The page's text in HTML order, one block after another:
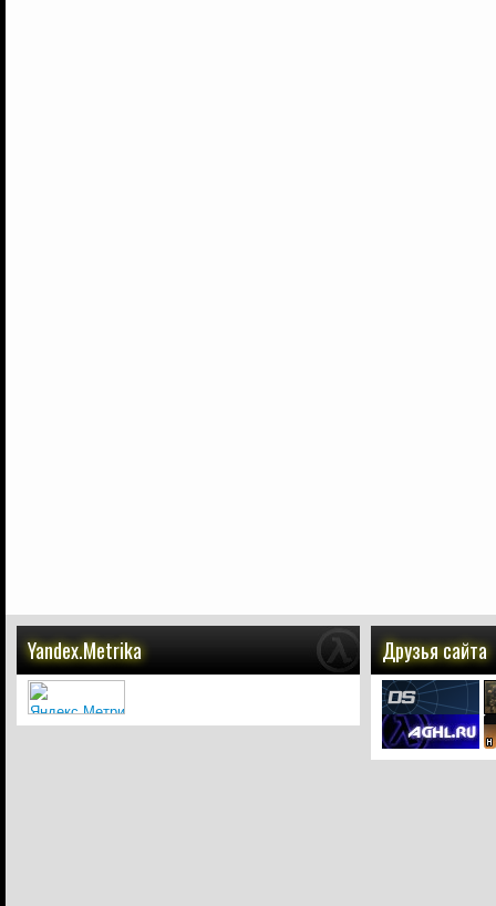
Yandex.Metrika Друзья сайта